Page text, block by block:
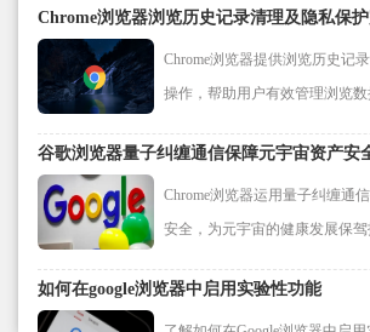
Chrome浏览器浏览历史记录清理及隐私保
Chrome浏览器提供浏览历史记
操作，帮助用户有效管理浏览数
全。
谷歌浏览器量子纠缠通信保障元宇宙资产安
Chrome浏览器运用量子纠缠通
安全，为元宇宙的健康发展保驾
如何在google浏览器中启用实验性功能